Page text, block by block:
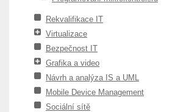
Rekvalifikace IT
Virtualizace
Bezpečnost IT
Grafika a video
Návrh a analýza IS a UML
Mobile Device Management
Sociální sítě